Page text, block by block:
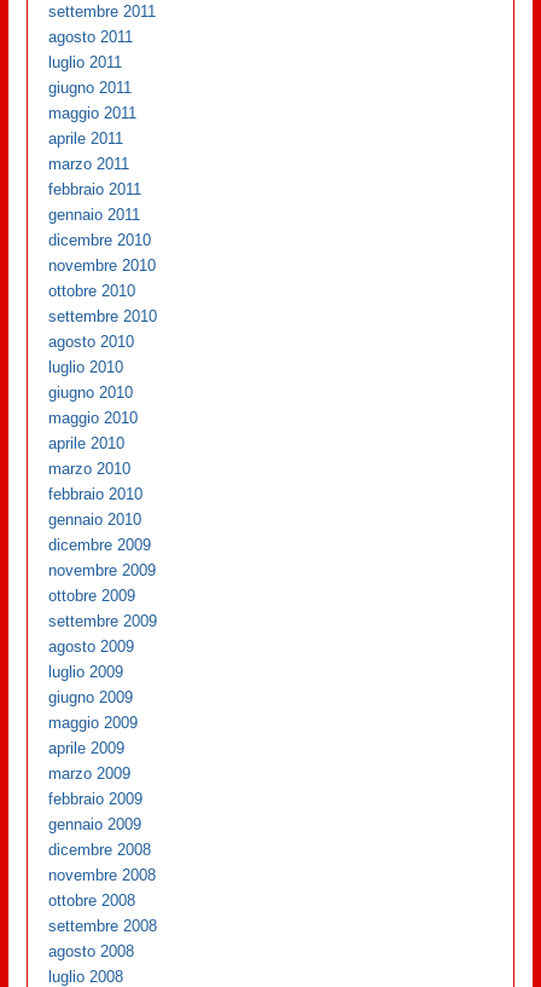
settembre 2011
agosto 2011
luglio 2011
giugno 2011
maggio 2011
aprile 2011
marzo 2011
febbraio 2011
gennaio 2011
dicembre 2010
novembre 2010
ottobre 2010
settembre 2010
agosto 2010
luglio 2010
giugno 2010
maggio 2010
aprile 2010
marzo 2010
febbraio 2010
gennaio 2010
dicembre 2009
novembre 2009
ottobre 2009
settembre 2009
agosto 2009
luglio 2009
giugno 2009
maggio 2009
aprile 2009
marzo 2009
febbraio 2009
gennaio 2009
dicembre 2008
novembre 2008
ottobre 2008
settembre 2008
agosto 2008
luglio 2008